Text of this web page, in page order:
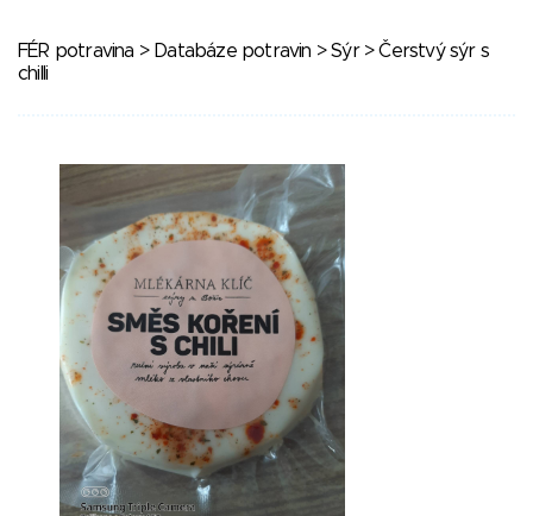
FÉR potravina > Databáze potravin >Sýr> Čerstvý sýr s
chilli